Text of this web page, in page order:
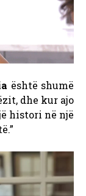
është shumë
dhe kur ajo
histori në një